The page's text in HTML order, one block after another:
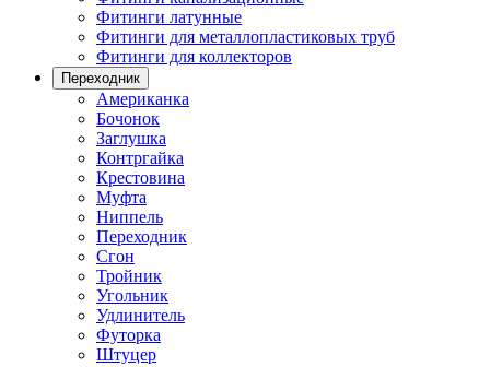
Фитинги латунные
Фитинги для металлопластиковых труб
Фитинги для коллекторов
Переходник
Американка
Бочонок
Заглушка
Контргайка
Крестовина
Муфта
Ниппель
Переходник
Сгон
Тройник
Угольник
Удлинитель
Футорка
Штуцер